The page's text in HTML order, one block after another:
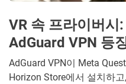
VR 속 프라이버시
AdGuard VPN 등
AdGuard VPN이 Meta
Horizon Store에서 설치하